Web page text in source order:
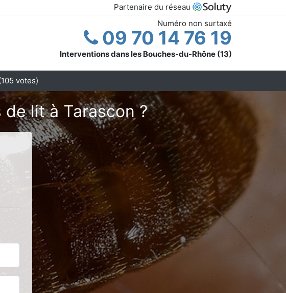
Partenaire du réseau
Numéro non surtaxé
09 70 14 76 19
Interventions dans les Bouches-du-Rhône (13)
105 votes)
lit à Tarascon ?